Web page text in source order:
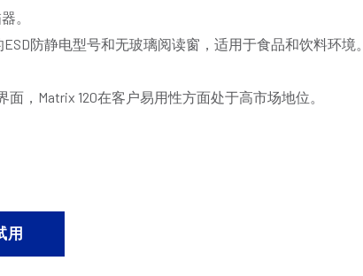
。
防静电型号和无玻璃阅读窗，适用于食品和饮料环境。
，Matrix 120在客户易用性方面处于高市场地位。
用